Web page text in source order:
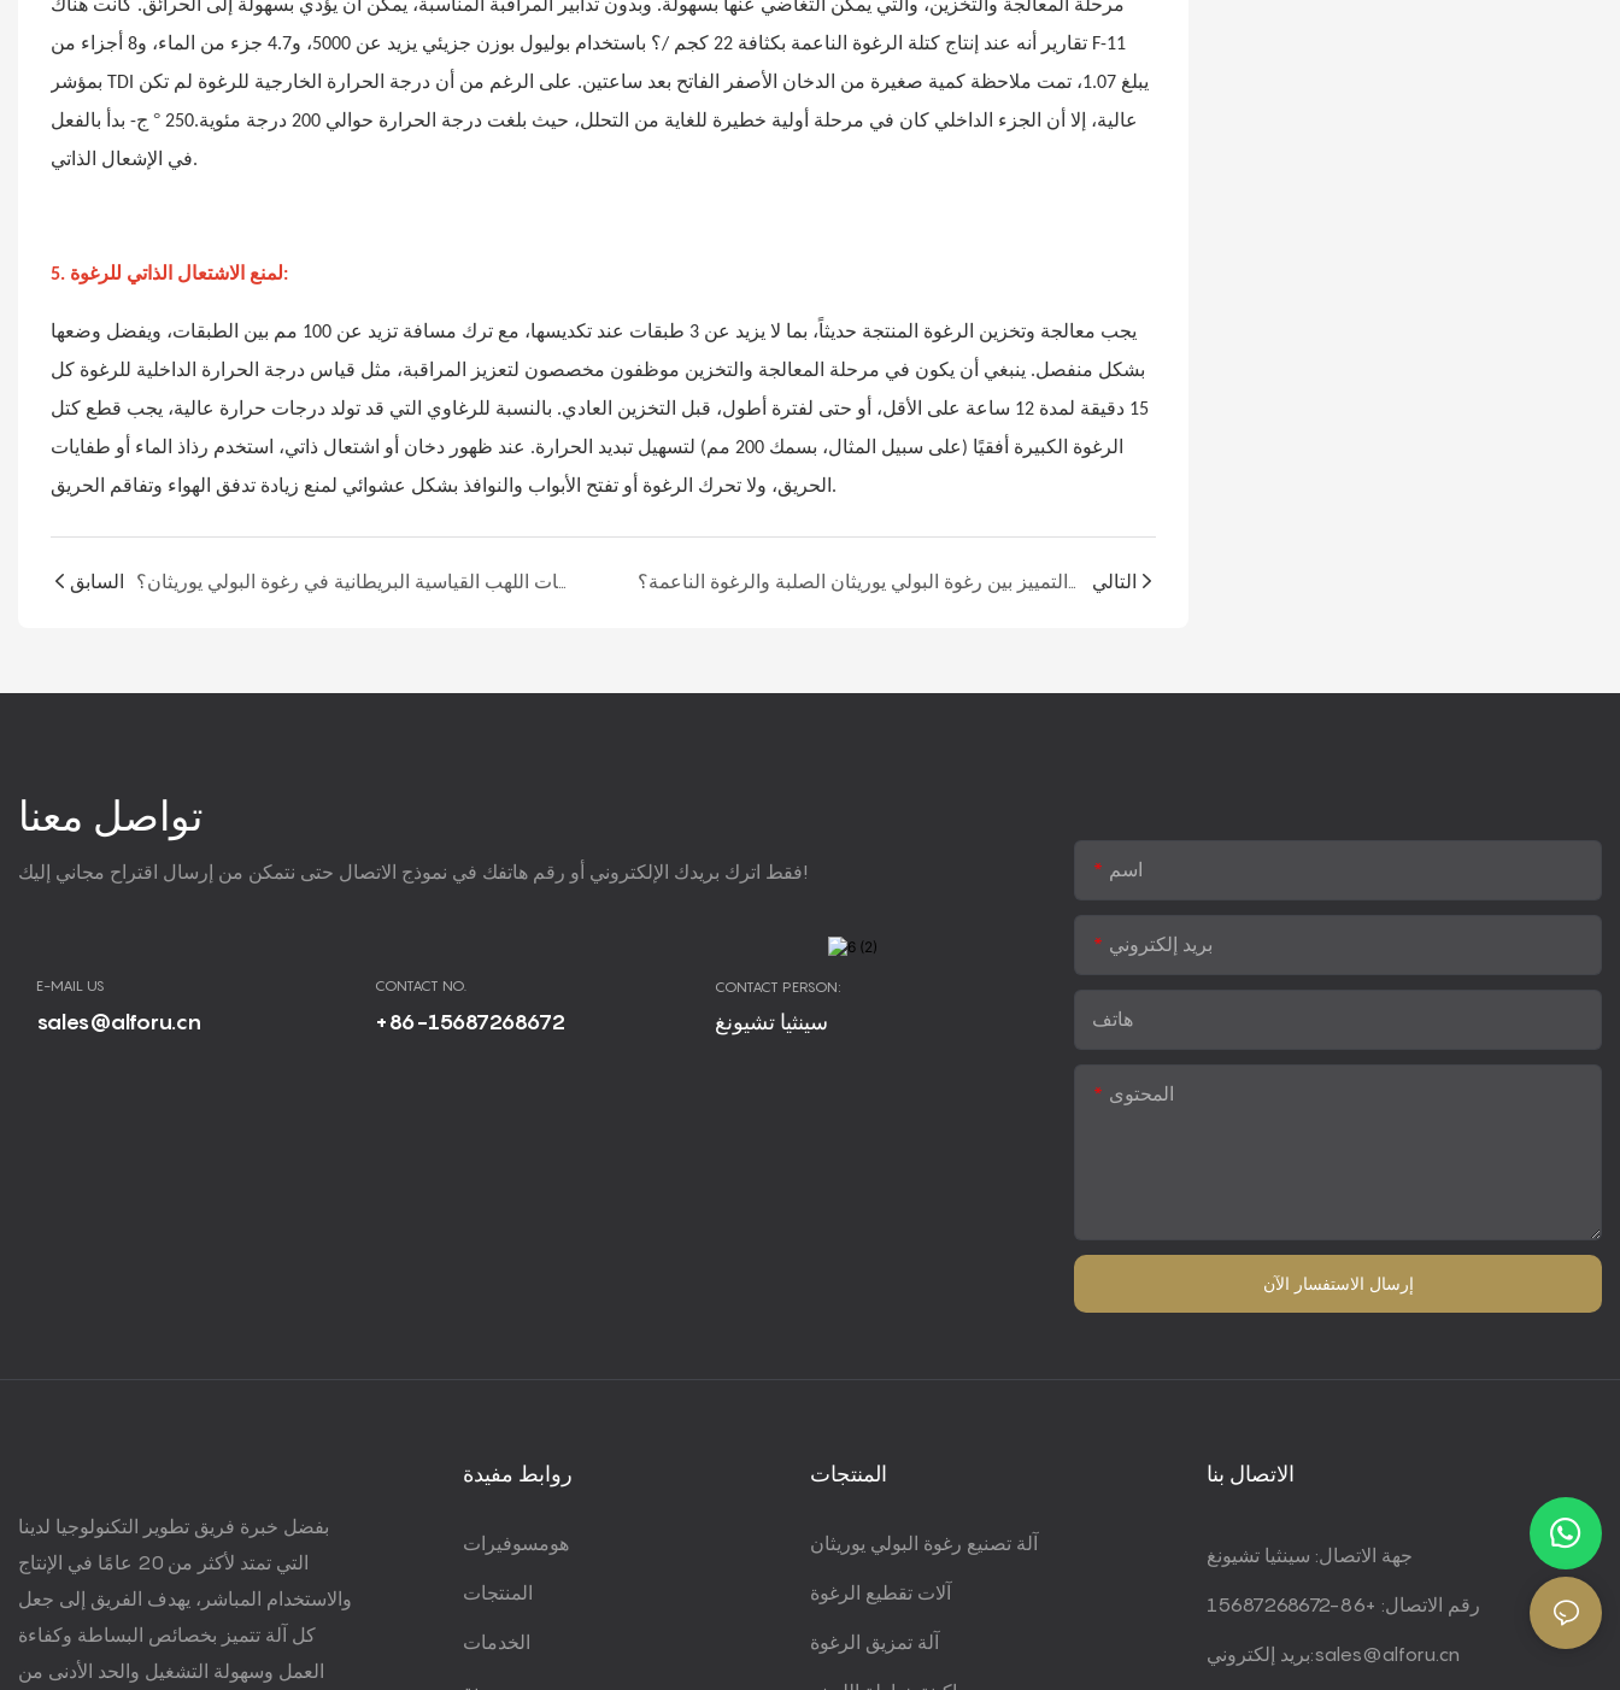
مرحلة المعالجة والتخزين، والتي يمكن التغاضي عنها بسهولة. وبدون تدابير المراقبة المناسبة، يمكن أن يؤدي بسهولة إلى الحرائق. كانت هناك
تقارير أنه عند إنتاج كتلة الرغوة الناعمة بكثافة 22 كجم /؟ باستخدام بوليول بوزن جزيئي يزيد عن 5000، و4.7 جزء من الماء، و8 أجزاء من F-11
بمؤشر TDI يبلغ 1.07، تمت ملاحظة كمية صغيرة من الدخان الأصفر الفاتح بعد ساعتين. على الرغم من أن درجة الحرارة الخارجية للرغوة لم تكن
عالية، إلا أن الجزء الداخلي كان في مرحلة أولية خطيرة للغاية من التحلل، حيث بلغت درجة الحرارة حوالي 200 درجة مئوية.250
° ج- بدأ بالفعل
في الإشعال الذاتي.
5. لمنع الاشتعال الذاتي للرغوة:
يجب معالجة وتخزين الرغوة المنتجة حديثاً، بما لا يزيد عن 3 طبقات عند تكديسها، مع ترك مسافة تزيد عن 100 مم بين الطبقات، ويفضل وضعها
بشكل منفصل. ينبغي أن يكون في مرحلة المعالجة والتخزين موظفون مخصصون لتعزيز المراقبة، مثل قياس درجة الحرارة الداخلية للرغوة كل
15 دقيقة لمدة 12 ساعة على الأقل، أو حتى لفترة أطول، قبل التخزين العادي. بالنسبة للرغاوي التي قد تولد درجات حرارة عالية، يجب قطع كتل
الرغوة الكبيرة أفقيًا (على سبيل المثال، بسمك 200 مم) لتسهيل تبديد الحرارة. عند ظهور دخان أو اشتعال ذاتي، استخدم رذاذ الماء أو طفايات
الحريق، ولا تحرك الرغوة أو تفتح الأبواب والنوافذ بشكل عشوائي لمنع زيادة تدفق الهواء وتفاقم الحريق.
السابق ما هي العوامل المؤثرة على مثبطات اللهب القياسية البريطانية في رغوة البولي يوريثان؟ كيفية التمييز بين رغوة البولي يوريثان الصلبة والرغوة الناعمة؟ التالي
تواصل معنا
فقط اترك بريدك الإلكتروني أو رقم هاتفك في نموذج الاتصال حتى نتمكن من إرسال اقتراح مجاني إليك!
E-MAIL US
sales@alforu.cn
CONTACT NO.
+86-15687268672
CONTACT PERSON:
سينثيا تشيونغ
اسم
بريد إلكتروني
هاتف
المحتوى
إرسال الاستفسار الآن
بفضل خبرة فريق تطوير التكنولوجيا لدينا
التي تمتد لأكثر من 20 عامًا في الإنتاج
والاستخدام المباشر، يهدف الفريق إلى جعل
كل آلة تتميز بخصائص البساطة وكفاءة
العمل وسهولة التشغيل والحد الأدنى من
روابط مفيدة
هومسوفيرات
المنتجات
الخدمات
المنتجات
آلة تصنيع رغوة البولي يوريثان
آلات تقطيع الرغوة
آلة تمزيق الرغوة
الاتصال بنا
جهة الاتصال: سينثيا تشيونغ
رقم الاتصال: +86-15687268672
بريد إلكتروني:sales@alforu.cn